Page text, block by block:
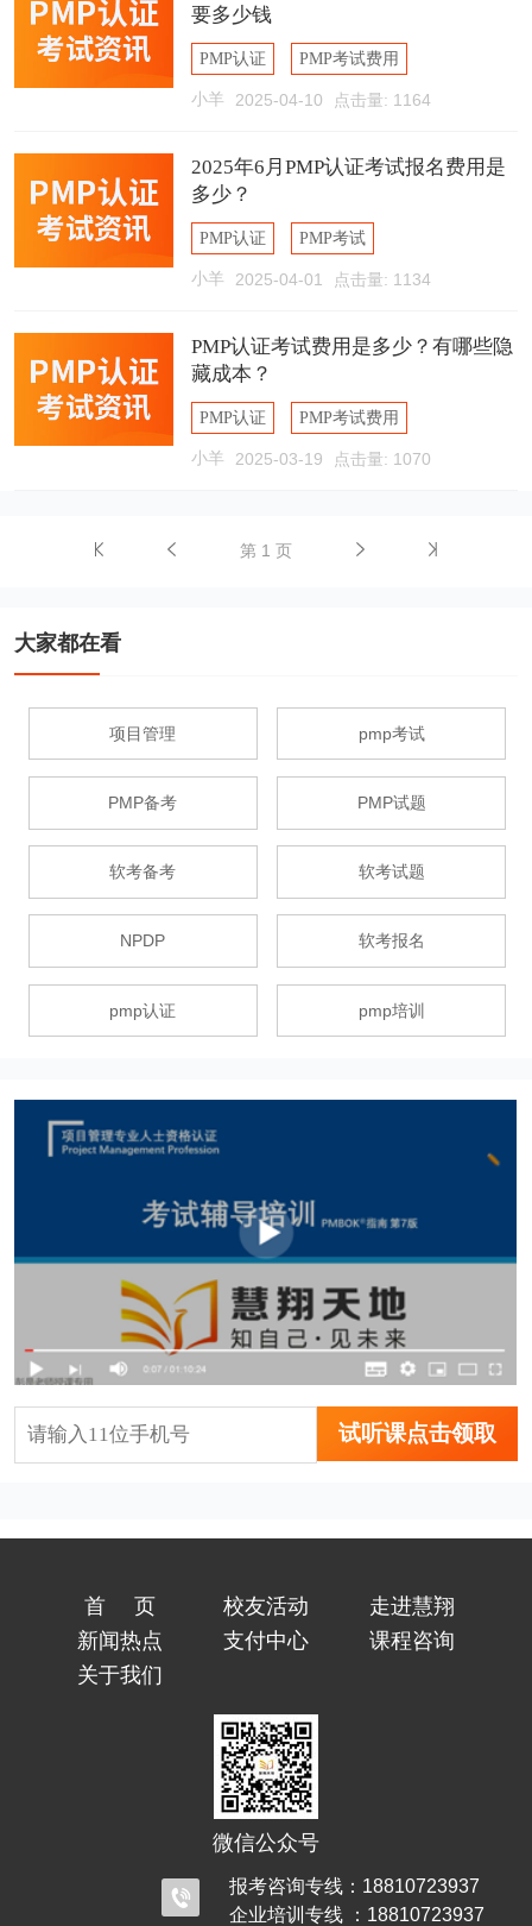
要多少钱
PMP认证 PMP考试费用
PMP报名费用
小羊 2025-04-10 点击量: 1164
2025年6月PMP认证考试报名费用是
多少？
PMP认证 PMP考试
PMP报名费用
小羊 2025-04-01 点击量: 1134
PMP认证考试费用是多少？有哪些隐
藏成本？
PMP认证 PMP考试费用
PMP报名费用
小羊 2025-03-19 点击量: 1070
第 1 页
大家都在看
项目管理 pmp考试
PMP备考 PMP试题
软考备考 软考试题
NPDP 软考报名
pmp认证 pmp培训
试听课点击领取
首页 校友活动
走进慧翔
新闻热点
支付中心
课程咨询
关于我们
微信公众号
报考咨询专线：18810723937
企业培训专线 ：18810723937